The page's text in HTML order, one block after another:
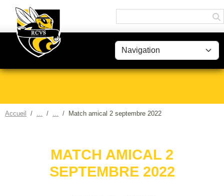
Accueil Match amical 2 septembre 2022
MATCH AMICAL 2
SEPTEMBRE 2022
Panneau de gestion des cookies